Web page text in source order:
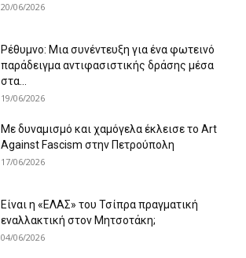
20/06/2026
Ρέθυμνο: Μια συνέντευξη για ένα φωτεινό
παράδειγμα αντιφασιστικής δράσης μέσα
στα...
19/06/2026
Με δυναμισμό και χαμόγελα έκλεισε το Art
Against Fascism στην Πετρούπολη
17/06/2026
Είναι η «ΕΛΑΣ» του Τσίπρα πραγματική
εναλλακτική στον Μητσοτάκη;
04/06/2026